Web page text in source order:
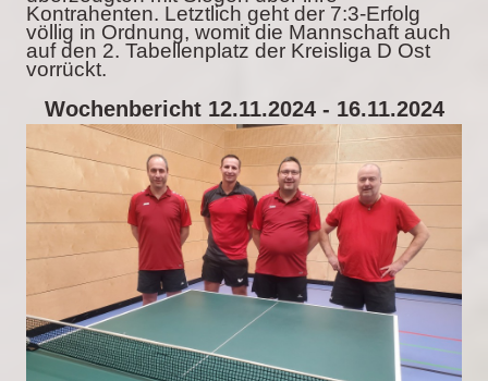
Kontrahenten. Letztlich geht der 7:3-Erfolg
völlig in Ordnung, womit die Mannschaft auch
auf den 2. Tabellenplatz der Kreisliga D Ost
vorrückt.
Wochenbericht 12.11.2024 - 16.11.2024